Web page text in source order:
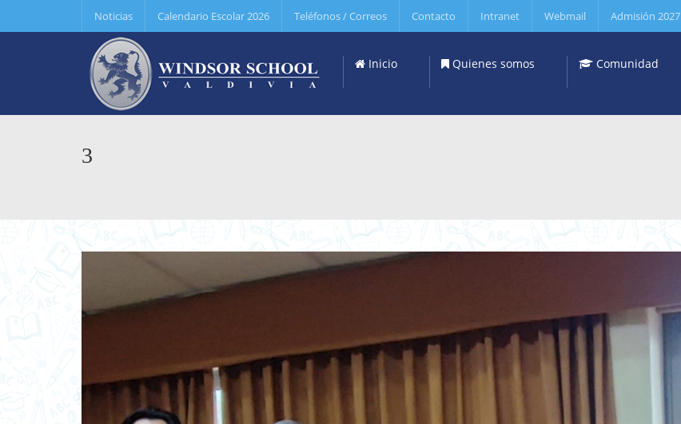
Noticias Calendario Escolar 2026 Teléfonos / Correos Contacto Intranet Webmail Admisión 2027
Inicio Quienes somos Comunidad
3